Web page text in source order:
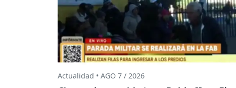
Actualidad • AGO 7 / 2026